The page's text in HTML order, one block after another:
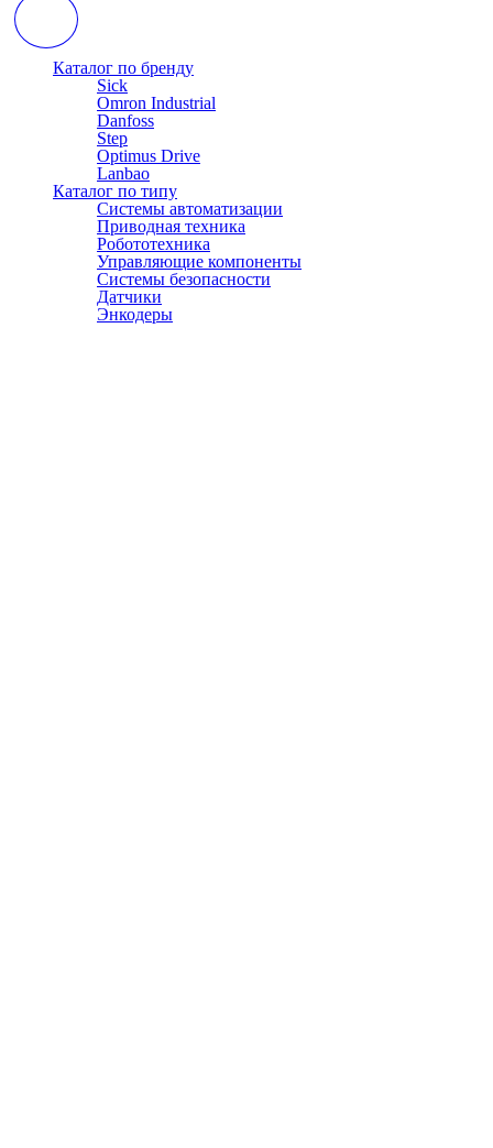
Каталог по бренду
Sick
Omron Industrial
Danfoss
Step
Optimus Drive
Lanbao
Каталог по типу
Системы автоматизации
Приводная техника
Робототехника
Управляющие компоненты
Системы безопасности
Датчики
Энкодеры